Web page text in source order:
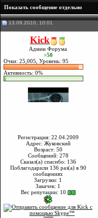
Показать сообщение отдельно
13.09.2010, 10:01
Kick
Админ Форума
>50
Очки: 25,005, Уровень: 95
Активность: 0%
Регистрация: 22.04.2009
Адрес: Жуковский
Возраст: 50
Сообщений: 278
Сказал(а) спасибо: 136
Поблагодарили 136 раз(а) в 90
сообщениях
Загрузки: 1
Закачек: 1
Вес репутации: 10